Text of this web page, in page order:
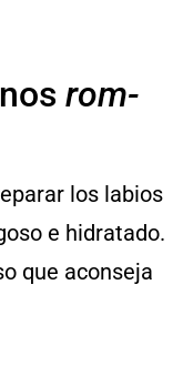
rom-
los labios
e hidratado.
que aconseja